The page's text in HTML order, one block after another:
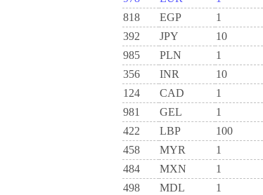
818
EGP 1
392
JPY 10
985
PLN 1
356
INR 10
124
CAD 1
981
GEL 1
422
LBP 100
458
MYR 1
484
MXN 1
498
MDL 1